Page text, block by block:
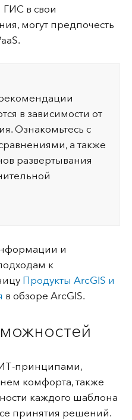
ГИС в свои
могут предпочесть
в зависимости от
Ознакомьтесь с
а также
развертывания
и
к
Продукты ArcGIS и
в обзоре ArcGIS.
принципами,
комфорта, также
каждого шаблона
принятия решений.